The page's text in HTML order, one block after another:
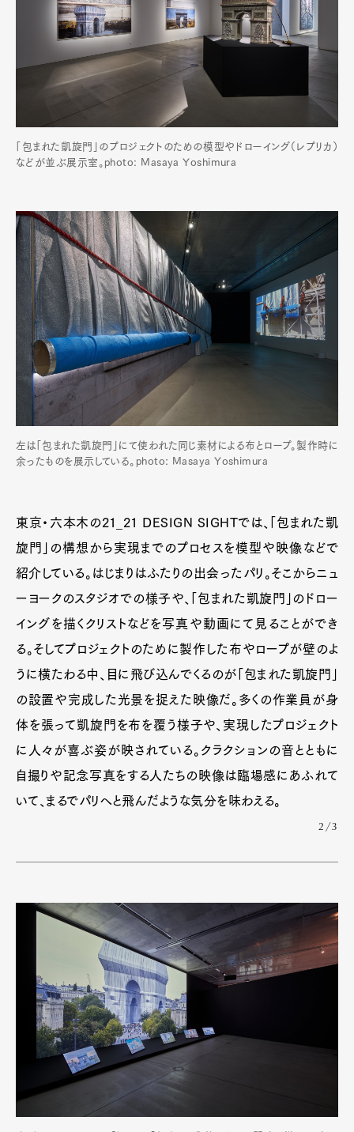
「包まれた凱旋門」のプロジェクトのための模型やドローイング（レプリカ）
などが並ぶ展示室。photo: Masaya Yoshimura
左は「包まれた凱旋門」にて使われた同じ素材による布とロープ。製作時に
余ったものを展示している。photo: Masaya Yoshimura
東京・六本木の21_21 DESIGN SIGHTでは、「包まれた凱
旋門」の構想から実現までのプロセスを模型や映像などで
紹介している。はじまりはふたりの出会ったパリ。そこからニュ
ーヨークのスタジオでの様子や、「包まれた凱旋門」のドロー
イングを描くクリストなどを写真や動画にて見ることができ
る。そしてプロジェクトのために製作した布やロープが壁のよ
うに横たわる中、目に飛び込んでくるのが「包まれた凱旋門」
の設置や完成した光景を捉えた映像だ。多くの作業員が身
体を張って凱旋門を布を覆う様子や、実現したプロジェクト
に人々が喜ぶ姿が映されている。クラクションの音とともに
自撮りや記念写真をする人たちの映像は臨場感にあふれて
いて、まるでパリへと飛んだような気分を味わえる。
2/3